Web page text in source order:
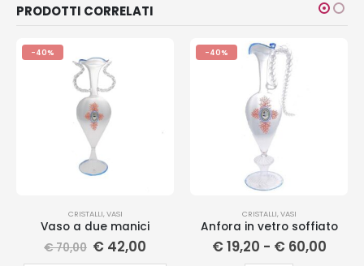
PRODOTTI CORRELATI
-40%
CRISTALLI,VASI
Vaso a due manici
€70,00 € 42,00
-40%
CRISTALLI,VASI
Anfora in vetro soffiato
€ 19,20 - € 60,00